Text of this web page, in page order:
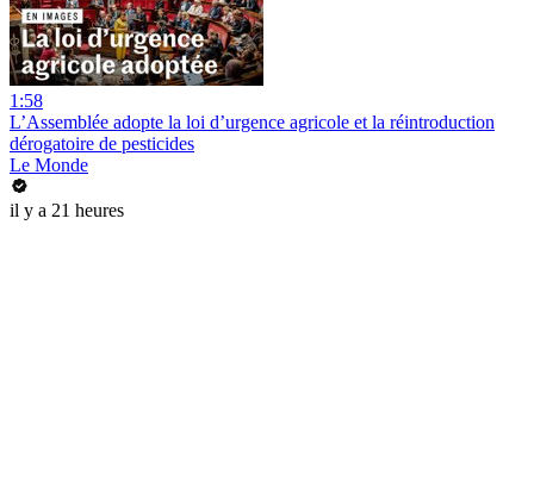
1:58
L’Assemblée adopte la loi d’urgence agricole et la réintroduction
dérogatoire de pesticides
Le Monde
il y a 21 heures